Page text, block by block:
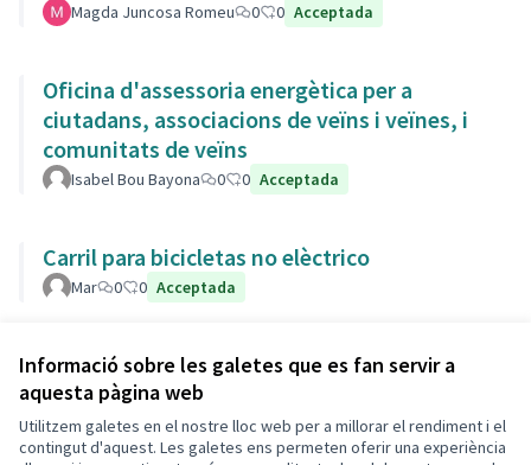
Informació sobre les galetes que es fan servir a
aquesta pàgina web
Utilitzem galetes en el nostre lloc web per a millorar el rendiment i el
contingut d'aquest. Les galetes ens permeten oferir una experiència
Magda Juncosa Romeu 0 0 Acceptada
Oficina d'assessoria energètica per a
ciutadans, associacions de veïns i veïnes, i
comunitats de veïns
Isabel Bou Bayona 0 0 Acceptada
Carril para bicicletas no elèctrico
Mar 0 0 Acceptada
Veure totes les propostes retirades
Termes i condicions d'ús
Configuració de les galetes